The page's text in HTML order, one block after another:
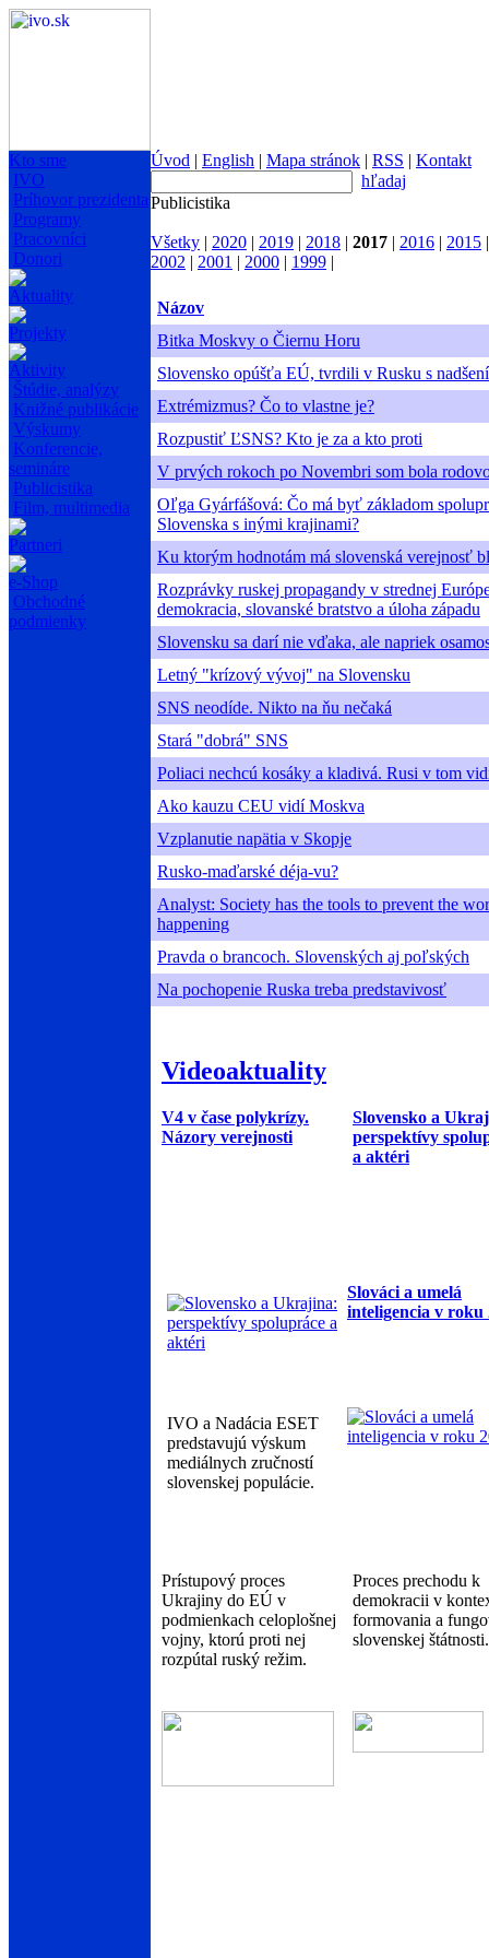
Kto sme
IVO
Príhovor prezidenta
Programy
Pracovníci
Donori
Aktuality
Projekty
Aktivity
Štúdie, analýzy
Knižné publikácie
Výskumy
Konferencie,
semináre
Publicistika
Film, multimedia
Partneri
e-Shop
Obchodné
podmienky
Úvod | English | Mapa stránok | RSS | Kontakt
hľadaj
Publicistika
Všetky | 2020 | 2019 | 2018 | 2017 | 2016 | 2015
2002 | 2001 | 2000 | 1999 |
Názov
Bitka Moskvy o Čiernu Horu
Slovensko opúšťa EÚ, tvrdili v Rusku s
Extrémizmus? Čo to vlastne je?
Rozpustiť ĽSNS? Kto je za a kto proti
V prvých rokoch po Novembri som bola
Oľga Gyárfášová: Čo má byť základom
Slovenska s inými krajinami?
Ku ktorým hodnotám má slovenská verejnosť
Rozprávky ruskej propagandy v strednej
demokracia, slovanské bratstvo a úloha západu
Slovensku sa darí nie vďaka, ale napriek
Letný "krízový vývoj" na Slovensku
SNS neodíde. Nikto na ňu nečaká
Stará "dobrá" SNS
Poliaci nechcú kosáky a kladivá. Rusi v tom
Ako kauzu CEU vidí Moskva
Vzplanutie napätia v Skopje
Rusko-maďarské déja-vu?
Analyst: Society has the tools to prevent the
happening
Pravda o brancoch. Slovenských aj poľských
Na pochopenie Ruska treba predstavivosť
Videoaktuality
V4 v čase polykrízy.
Názory verejnosti
Slovensko a
perspektívy
a aktéri
Slováci a umelá
inteligencia v roku
IVO a Nadácia ESET
predstavujú výskum
mediálnych zručností
slovenskej populácie.
Prístupový proces
Ukrajiny do EÚ v
podmienkach celoplošnej
vojny, ktorú proti nej
rozpútal ruský režim.
Proces prechodu k
demokracii v
formovania a
slovenskej štátnosti.